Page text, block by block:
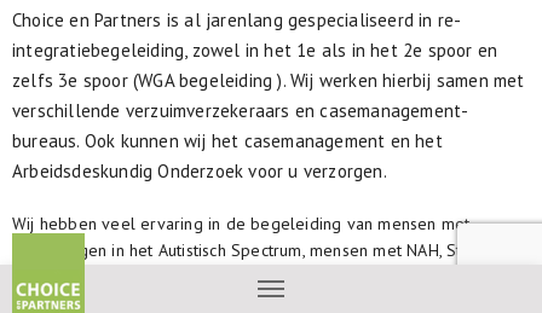
Choice en Partners is al jarenlang gespecialiseerd in re-
integratiebegeleiding, zowel in het 1e als in het 2e spoor en
zelfs 3e spoor (WGA begeleiding ). Wij werken hierbij samen met
verschillende verzuimverzekeraars en casemanagement-
bureaus. Ook kunnen wij het casemanagement en het
Arbeidsdeskundig Onderzoek voor u verzorgen.
Wij hebben veel ervaring in de begeleiding van mensen met
beperkingen in het Autistisch Spectrum, mensen met NAH, Stress en